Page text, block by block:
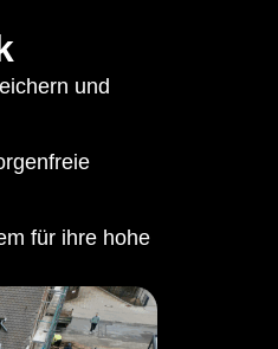
und
für ihre hohe